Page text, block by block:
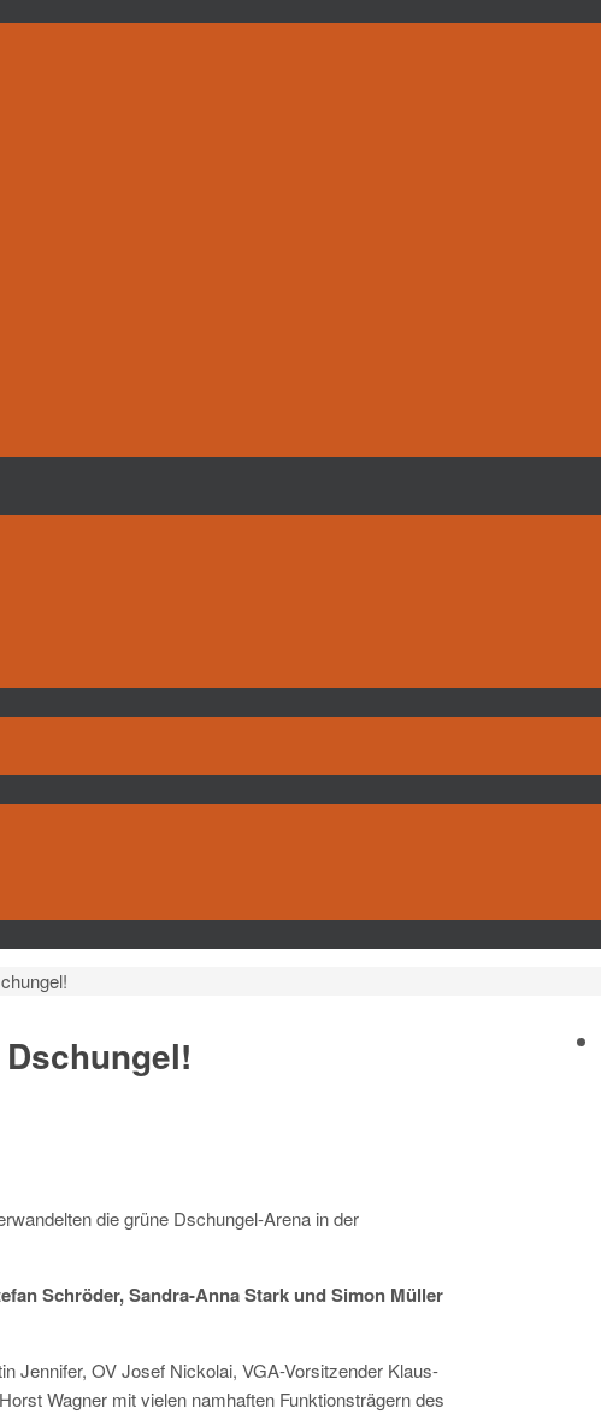
die grüne Dschungel-Arena in der
Schröder, Sandra-Anna Starkund Simon Müller
Jennifer, OV Josef Nickolai, VGA-Vorsitzender Klaus-
Wagner mit vielen namhaften Funktionsträgern des